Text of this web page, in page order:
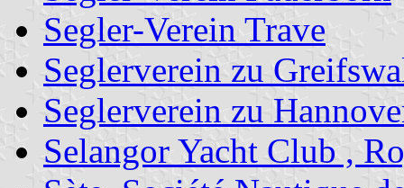
Segler-Verein Trave
Seglerverein zu
Seglerverein zu
Selangor Yacht Club ,